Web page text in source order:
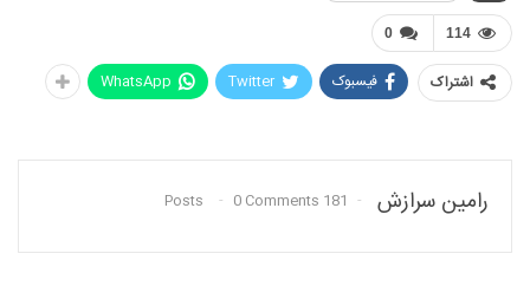
0 114
اشتراک فیسبوک Twitter
WhatsApp
رامین سرازش 181 Posts
0 Comments